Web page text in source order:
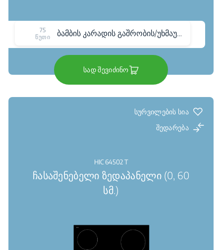
75
წუთი
ბამბის კარადის გაშრობის/უხმაურო პროგრამა
სად შევიძინო
სურვილების სია
შედარება
HIC 64502 T
ჩასაშენებელი ზედაპანელი (0, 60
სმ.)